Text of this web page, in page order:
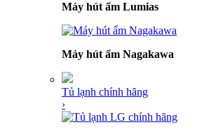
Máy hút ẩm Lumias
Máy hút ẩm Nagakawa
Tủ lạnh chính hãng
›